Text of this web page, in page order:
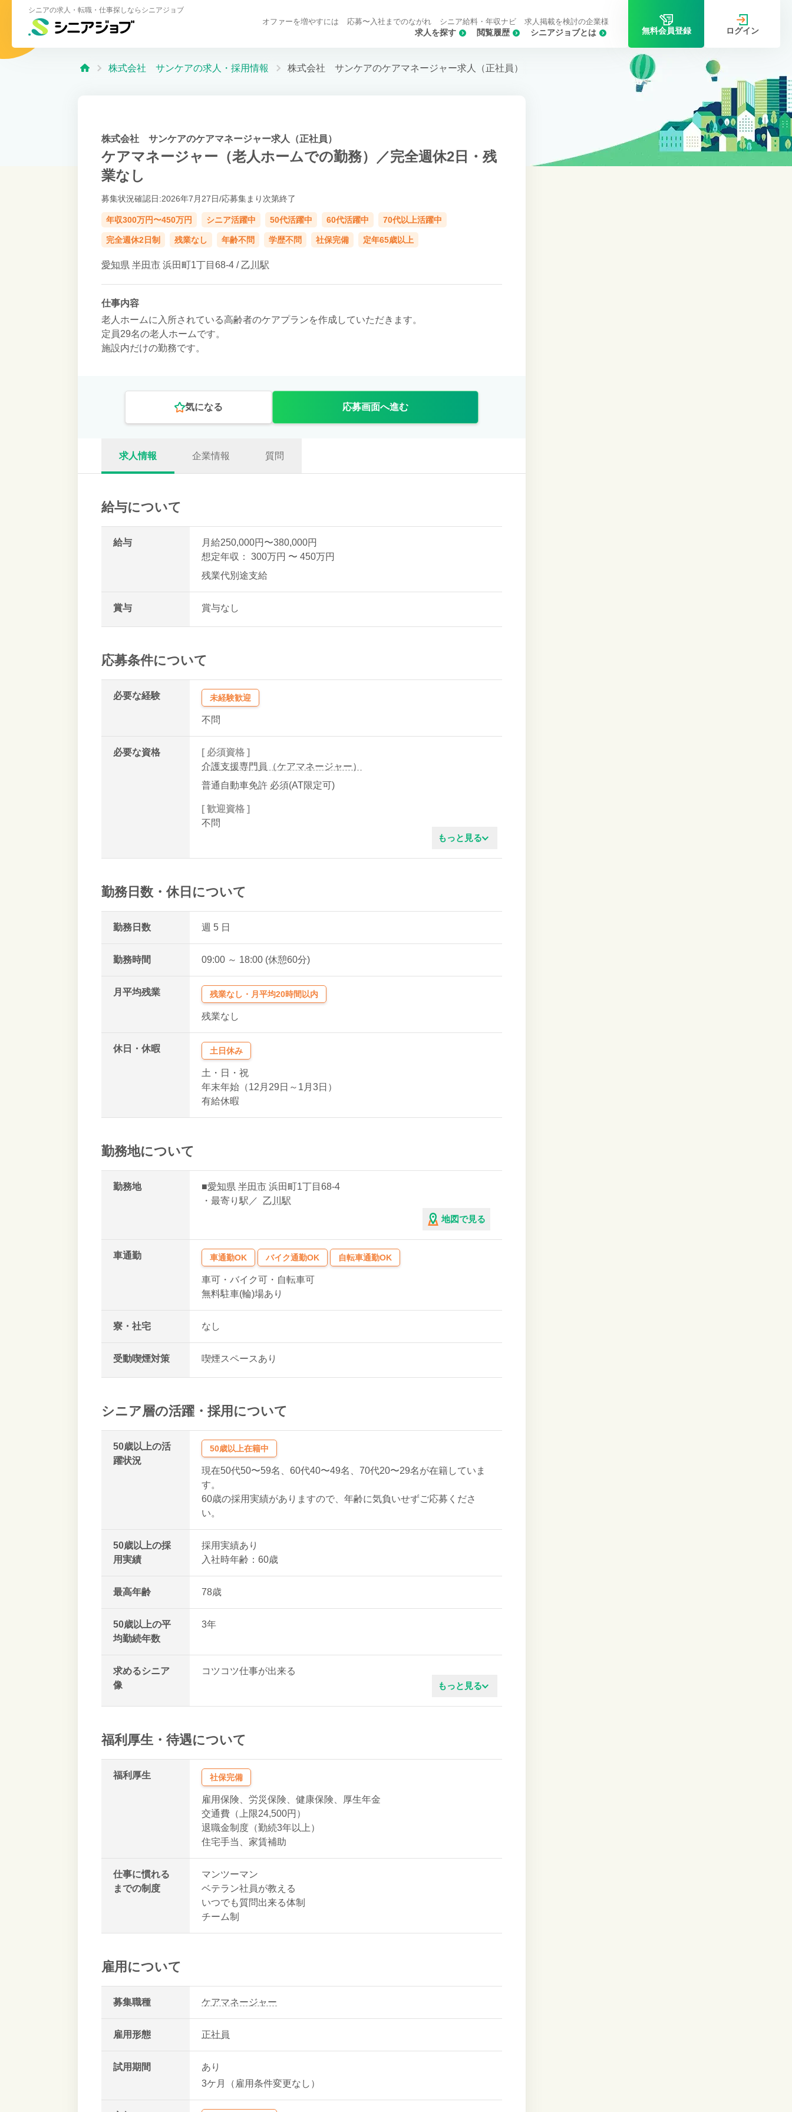
シニアの求人・転職・仕事探しならシニアジョブ
求人を探す シニアジョブとは
閲覧履歴
オファーを増やすには 応募〜入社までのながれ シニア給料・年収ナビ 求人掲載を検討の企業様
無料会員登録 ログイン
株式会社 サンケアの求人・採用情報 株式会社 サンケアのケアマネージャー求人（正社員）
株式会社 サンケアのケアマネージャー求人（正社員）
ケアマネージャー（老人ホームでの勤務）／完全週休2日・残
業なし
募集状況確認日:2026年7月27日/応募集まり次第終了
年収300万円〜450万円 シニア活躍中 50代活躍中 60代活躍中 70代以上活躍中
完全週休2日制 残業なし 年齢不問 学歴不問 社保完備 定年65歳以上
愛知県 半田市 浜田町1丁目68-4 / 乙川駅
仕事内容
老人ホームに入所されている高齢者のケアプランを作成していただきます。
定員29名の老人ホームです。
施設内だけの勤務です。
気になる 応募画面へ進む
求人情報 企業情報 質問
給与について
給与
月給250,000円〜380,000円
想定年収： 300万円 〜 450万円
残業代別途支給
賞与 賞与なし
応募条件について
必要な経験 未経験歓迎
不問
必要な資格
[ 必須資格 ]
介護支援専門員（ケアマネージャー）
普通自動車免許 必須(AT限定可)
[ 歓迎資格 ]
不問
もっと見る
勤務日数・休日について
勤務日数 週 5 日
勤務時間 09:00 ～ 18:00 (休憩60分)
月平均残業 残業なし・月平均20時間以内
残業なし
休日・休暇 土日休み
土・日・祝
年末年始（12月29日～1月3日）
有給休暇
勤務地について
勤務地 ■愛知県 半田市 浜田町1丁目68-4
・最寄り駅／ 乙川駅
地図で見る
車通勤 車通勤OK バイク通勤OK 自転車通勤OK
車可・バイク可・自転車可
無料駐車(輪)場あり
寮・社宅 なし
受動喫煙対策 喫煙スペースあり
シニア層の活躍・採用について
50歳以上の活
躍状況
50歳以上在籍中
現在50代50〜59名、60代40〜49名、70代20〜29名が在籍していま
す。
60歳の採用実績がありますので、年齢に気負いせずご応募くださ
い。
50歳以上の採
用実績
採用実績あり
入社時年齢：60歳
最高年齢 78歳
50歳以上の平
均勤続年数
3年
求めるシニア
像
コツコツ仕事が出来る
穏やかな雰囲気
もっと見る
福利厚生・待遇について
福利厚生 社保完備
雇用保険、労災保険、健康保険、厚生年金
交通費（上限24,500円）
退職金制度（勤続3年以上）
住宅手当、家賃補助
仕事に慣れる
までの制度
マンツーマン
ベテラン社員が教える
いつでも質問出来る体制
チーム制
雇用について
募集職種 ケアマネージャー
雇用形態 正社員
試用期間
あり
3ケ月（雇用条件変更なし）